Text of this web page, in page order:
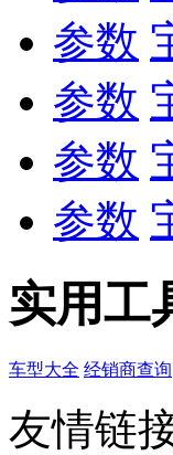
参数
参数
参数
参数
实用工
车型大全 经销商查询
友情链